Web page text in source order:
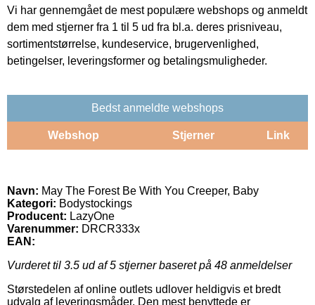
Vi har gennemgået de mest populære webshops og anmeldt
dem med stjerner fra 1 til 5 ud fra bl.a. deres prisniveau,
sortimentstørrelse, kundeservice, brugervenlighed,
betingelser, leveringsformer og betalingsmuligheder.
Bedst anmeldte webshops
Webshop Stjerner Link
Navn: May The Forest Be With You Creeper, Baby
Kategori: Bodystockings
Producent: LazyOne
Varenummer: DRCR333x
EAN:
Vurderet til 3.5 ud af 5 stjerner baseret på 48 anmeldelser
Størstedelen af online outlets udlover heldigvis et bredt
udvalg af leveringsmåder. Den mest benyttede er